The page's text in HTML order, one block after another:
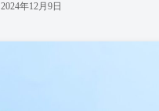
2024年12月9日